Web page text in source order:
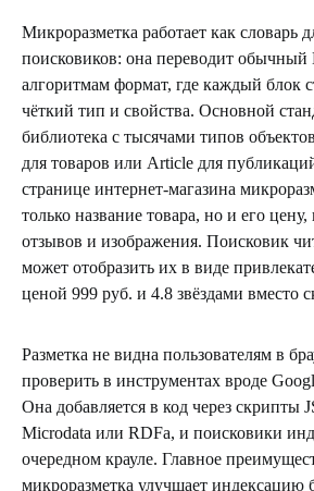
Микроразметка работает как словарь
поисковиков: она переводит
алгоритмам формат, где каждый блок
чёткий тип и свойства. Основной
библиотека с тысячами типов
для товаров или Article для
странице интернет-магазина
только название товара, но и его
отзывов и изображения. Поисковик
может отобразить их в виде
ценой 999 руб. и 4.8 звёздами вместо
Разметка не видна пользователям в
проверить в инструментах вроде
Она добавляется в код через скрипты
Microdata или RDFa, и поисковики
очередном крауле. Главное
микроразметка улучшает индексацию